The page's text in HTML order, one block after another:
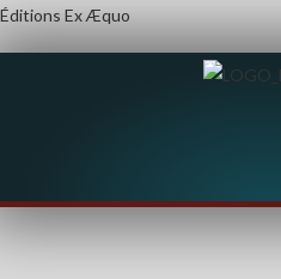
Éditions Ex Æquo